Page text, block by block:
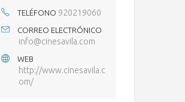
TELÉFONO 920219060
CORREO ELECTRÓNICO
info@cinesavila.com
WEB
http://www.cinesavila.c
om/